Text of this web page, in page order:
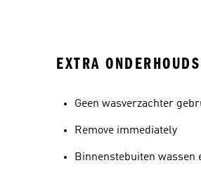
EXTRA
Geen wasverzachter
Remove immediately
Binnenstebuiten wassen